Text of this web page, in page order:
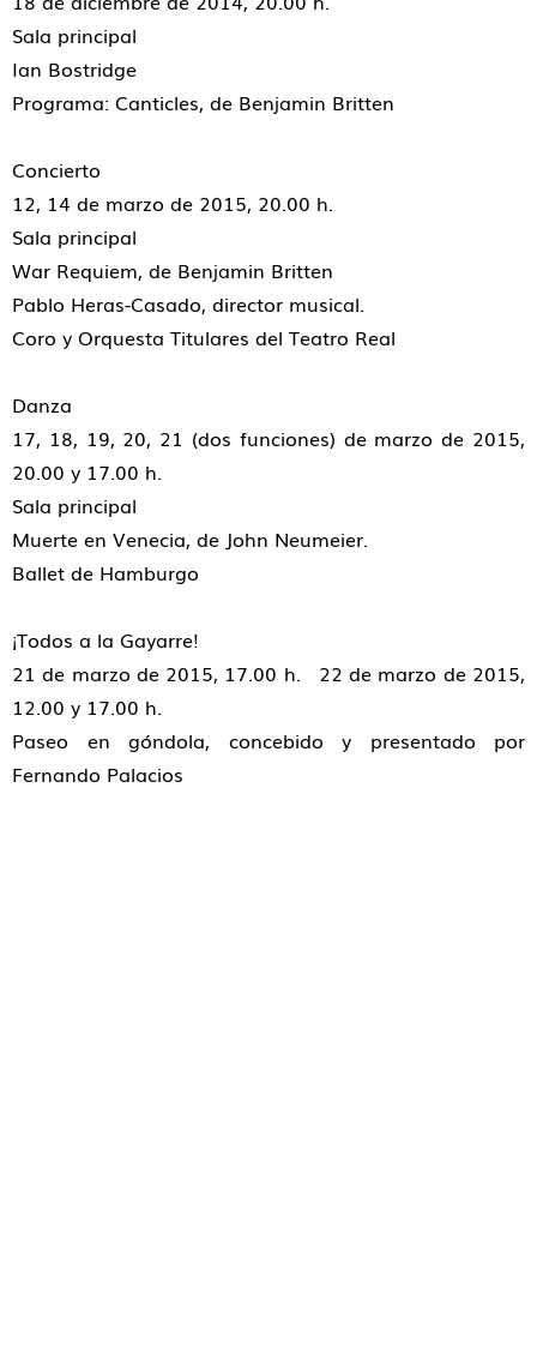
Sala principal
Ian Bostridge
Programa: Canticles, de Benjamin Britten
Concierto
12, 14 de marzo de 2015, 20.00 h.
Sala principal
War Requiem, de Benjamin Britten
Pablo Heras-Casado, director musical.
Coro y Orquesta Titulares del Teatro Real
Danza
17, 18, 19, 20, 21 (dos funciones) de marzo de 2015,
20.00 y 17.00 h.
Sala principal
Muerte en Venecia, de John Neumeier.
Ballet de Hamburgo
¡Todos a la Gayarre!
21 de marzo de 2015, 17.00 h. 22 de marzo de 2015,
12.00 y 17.00 h.
Paseo en góndola, concebido y presentado por
Fernando Palacios